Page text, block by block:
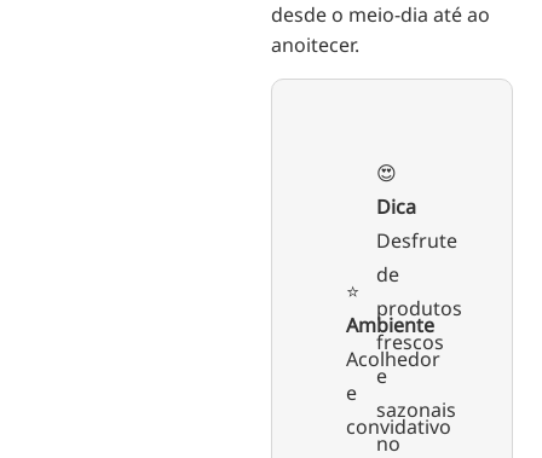
desde o meio-dia até ao
anoitecer.
⭐️
Ambiente
Acolhedor
e
convidativo
😍
Dica
Desfrute
de
produtos
frescos
e
sazonais
no